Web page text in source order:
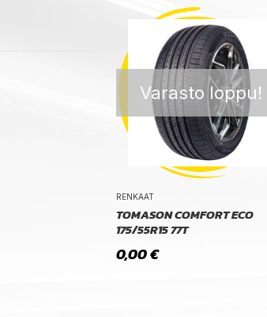
Varasto loppu!
RENKAAT
TOMASON COMFORT ECO
175/55R15 77T
0,00€